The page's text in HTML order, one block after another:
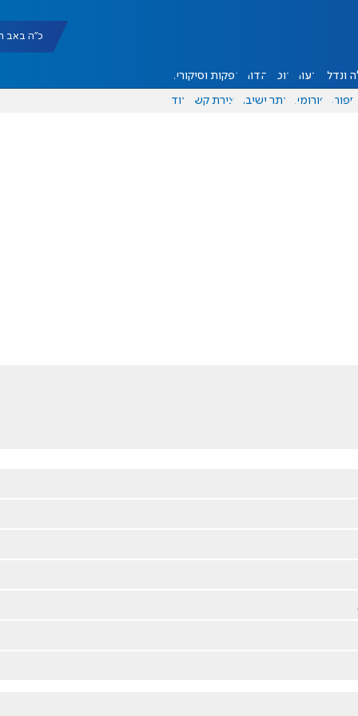
כ"ה באב תשפ"ו |
ונדל"ן דעות אוכל יהדות הפקות וסיקורים
ספורט פורומים אתר ישיבה יצירת קשר עוד